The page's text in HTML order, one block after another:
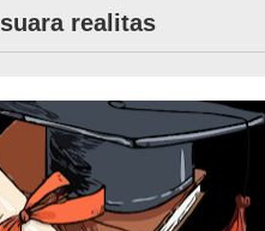
suara realitas